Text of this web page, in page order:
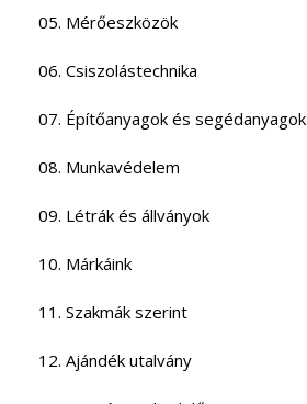
05. Mérőeszközök
06. Csiszolástechnika
07. Építőanyagok és segédanyagok
08. Munkavédelem
09. Létrák és állványok
10. Márkáink
11. Szakmák szerint
12. Ajándék utalvány